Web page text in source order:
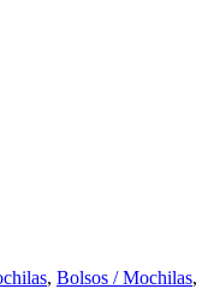
, Bolsos / Mochilas,